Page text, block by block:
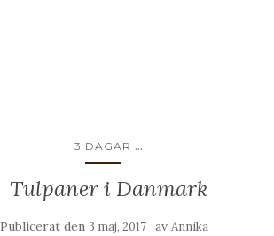
3 DAGAR ...
Tulpaner i Danmark
Publicerat den 3 maj, 2017 av Annika